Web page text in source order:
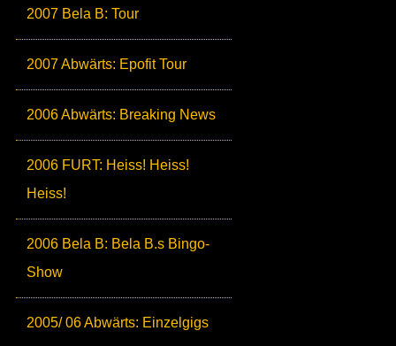
2007 Bela B: Tour
2007 Abwärts: Epofit Tour
2006 Abwärts: Breaking News
2006 FURT: Heiss! Heiss!
Heiss!
2006 Bela B: Bela B.s Bingo-
Show
2005/ 06 Abwärts: Einzelgigs